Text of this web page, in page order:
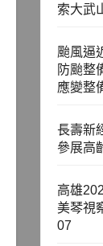
索大武
颱風逼
防颱整
應變整
長壽新
參展高
高雄
美琴視
07